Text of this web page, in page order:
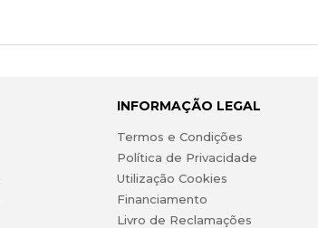
INFORMAÇÃO LEGAL
Termos e Condições
Política de Privacidade
Utilização Cookies
Financiamento
Livro de Reclamações